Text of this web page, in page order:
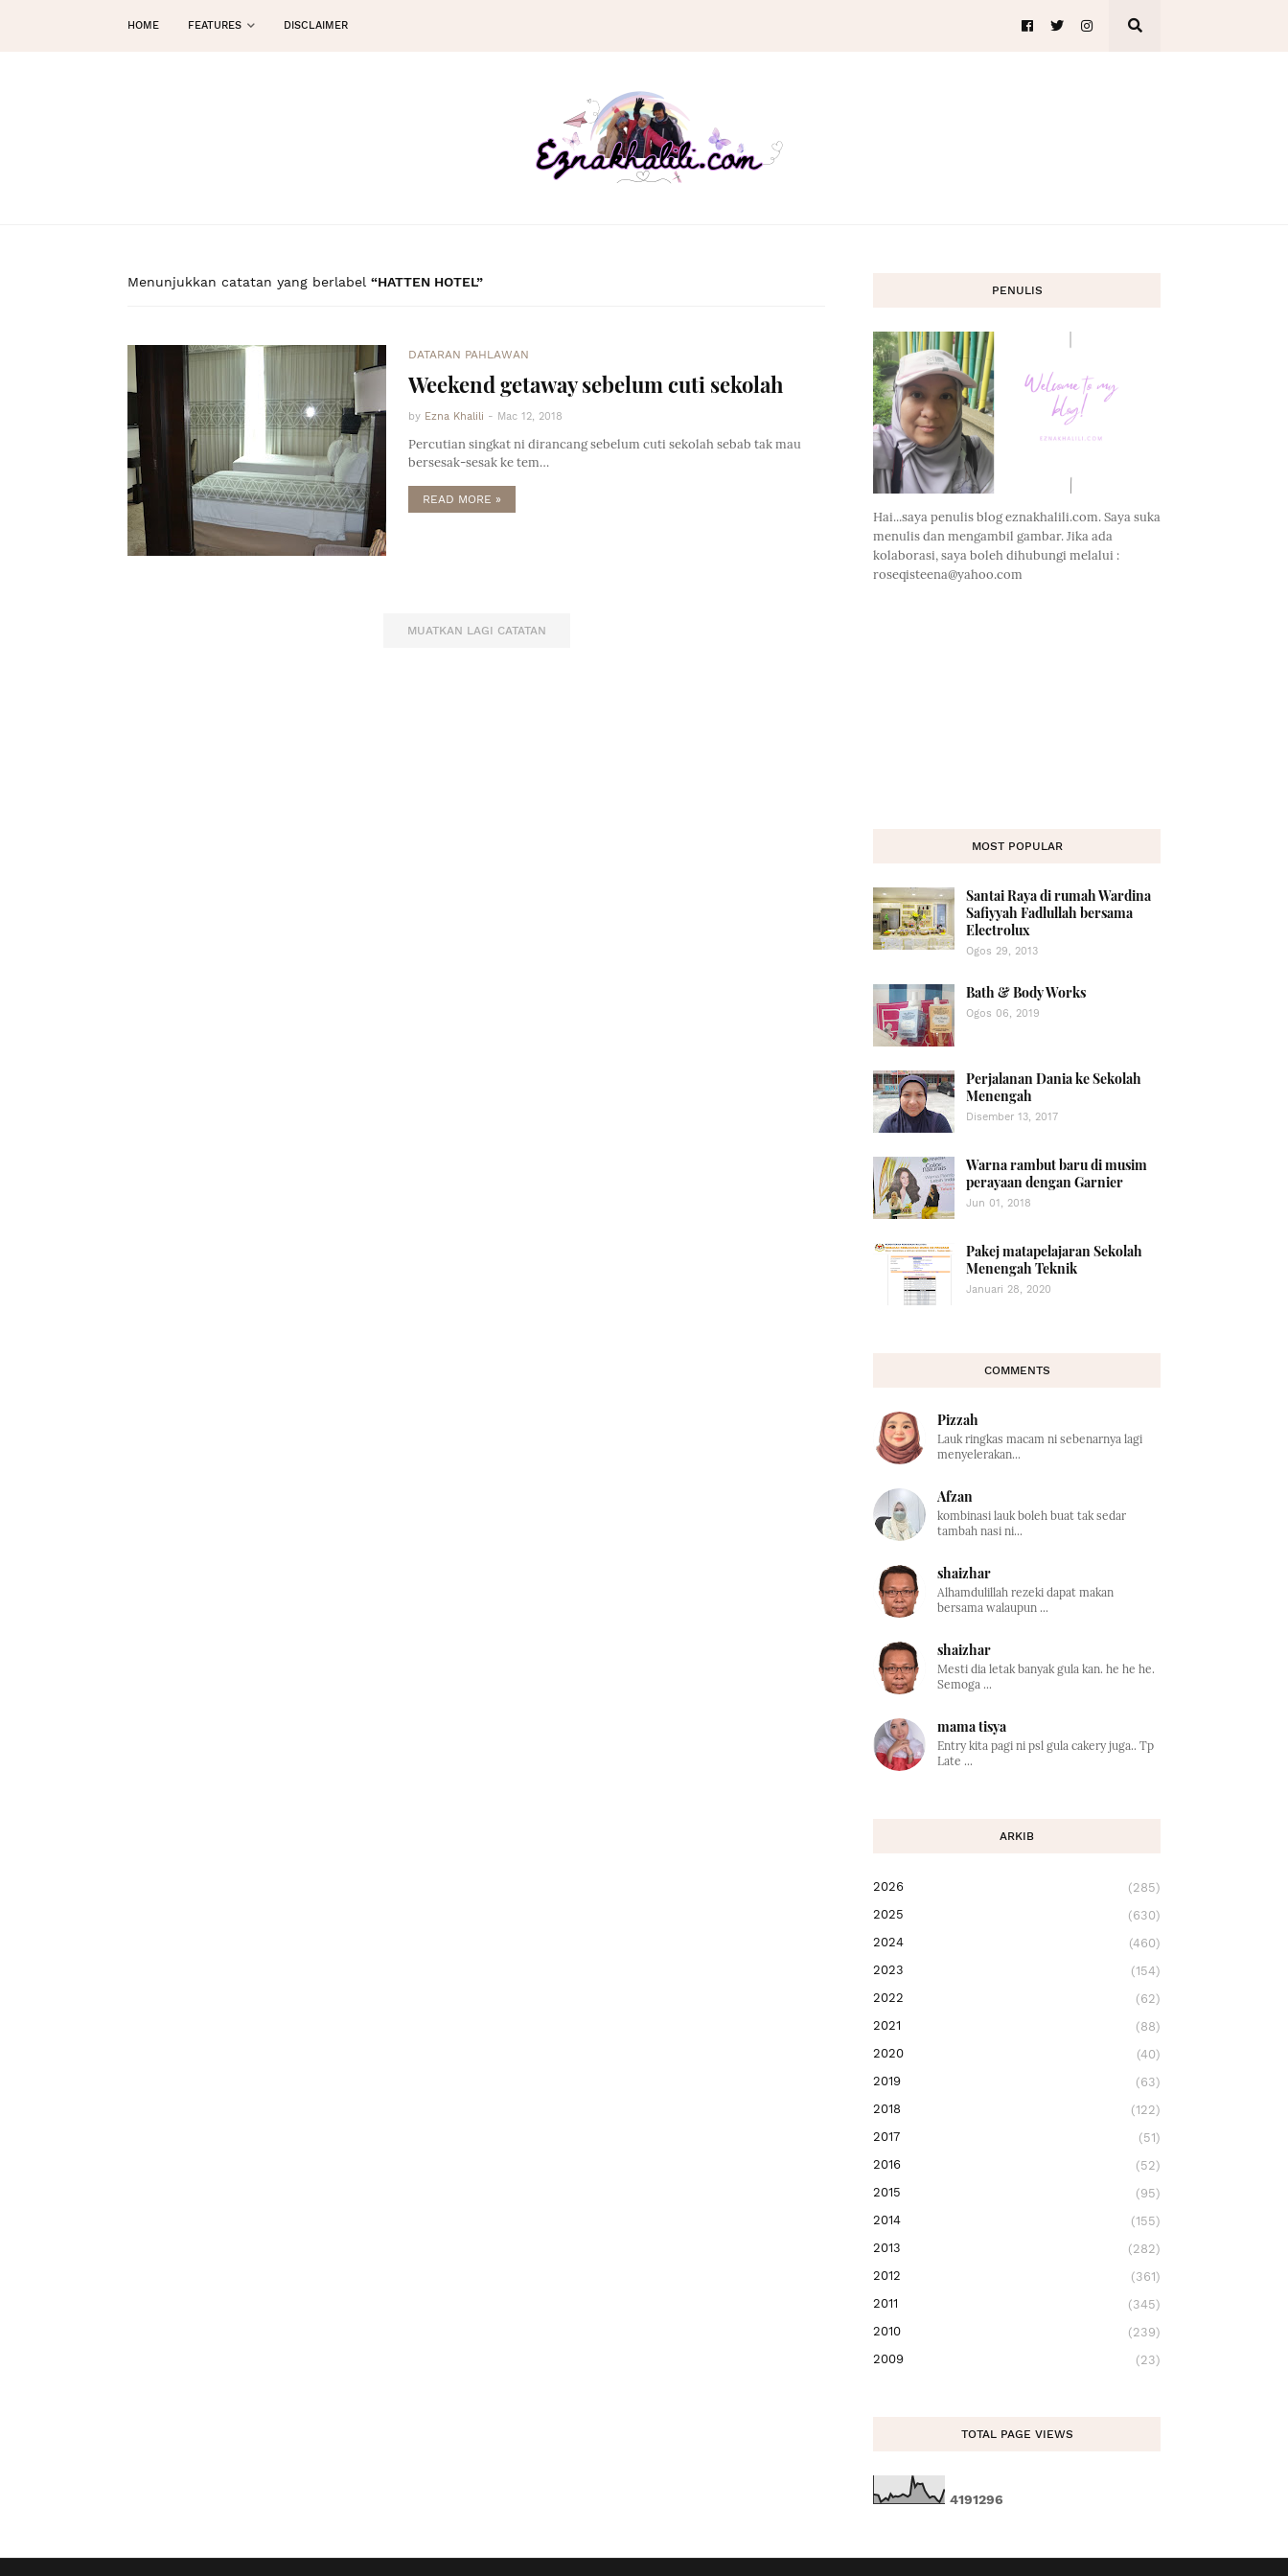
HOME FEATURES DISCLAIMER
Menunjukkan catatan yang berlabel HATTEN HOTEL
DATARAN PAHLAWAN
Weekend getaway sebelum cuti sekolah
by Ezna Khalili - Mac 12, 2018
Percutian singkat ni dirancang sebelum cuti sekolah sebab tak mau
bersesak-sesak ke tem…
READ MORE »
MUATKAN LAGI CATATAN
PENULIS
Hai...saya penulis blog eznakhalili.com. Saya suka
menulis dan mengambil gambar. Jika ada
kolaborasi, saya boleh dihubungi melalui :
roseqisteena@yahoo.com
MOST POPULAR
Santai Raya di rumah Wardina
Safiyyah Fadlullah bersama
Electrolux
Ogos 29, 2013
Bath & Body Works
Ogos 06, 2019
Perjalanan Dania ke Sekolah
Menengah
Disember 13, 2017
Warna rambut baru di musim
perayaan dengan Garnier
Jun 01, 2018
Pakej matapelajaran Sekolah
Menengah Teknik
Januari 28, 2020
COMMENTS
Pizzah
Lauk ringkas macam ni sebenarnya lagi
menyelerakan...
Afzan
kombinasi lauk boleh buat tak sedar
tambah nasi ni...
shaizhar
Alhamdulillah rezeki dapat makan
bersama walaupun ...
shaizhar
Mesti dia letak banyak gula kan. he he he.
Semoga ...
mama tisya
Entry kita pagi ni psl gula cakery juga.. Tp
Late ...
ARKIB
2026
(285)
2025
(630)
2024
(460)
2023
(154)
2022
(62)
2021
(88)
2020
(40)
2019
(63)
2018
(122)
2017
(51)
2016
(52)
2015
(95)
2014
(155)
2013
(282)
2012
(361)
2011
(345)
2010
(239)
2009
(23)
TOTAL PAGE VIEWS
4191296